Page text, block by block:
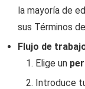
la mayoría de
sus Términos
Flujo de
Elige un
Introduce